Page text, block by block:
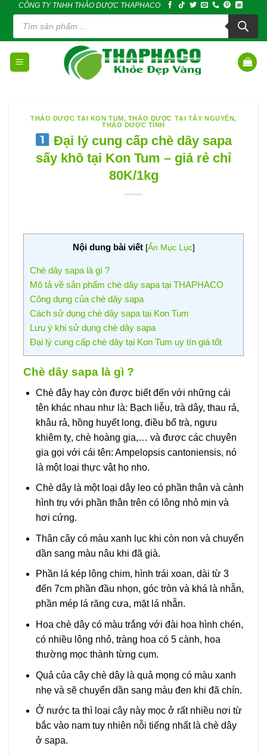
content
CÔNG TY TNHH THẢO DƯỢC THAPHACO
Tìm
kiếm
phẩm
THẢO DƯỢC TẠI KON TUM , THẢO DƯỢC TẠI TÂY NGUYÊN,
THẢO DƯỢC TỈNH
Đại lý cung cấp chè dây sapa
sấy khô tại Kon Tum – giá rẻ chỉ
80K/1kg
Nội dung bài viết [Ẩn Mục Lục]
Chè dây sapa là gì ?
Mô tả về sản phẩm chè dây sapa tại THAPHACO
Công dụng của chè dây sapa
Cách sử dụng chè dây sapa tại Kon Tum
Lưu ý khi sử dụng chè dây sapa
Đại lý cung cấp chè dây tại Kon Tum uy tín giá tốt
Chè dây sapa là gì ?
Chè đây hay còn được biết đến với những cái
tên khác nhau như là: Bạch liễu, trà dây, thau rả,
khâu rả, hồng huyết long, điều bổ trà, ngưu
khiêm tỵ, chè hoàng gia,… và được các chuyên
gia gọi với cái tên: Ampelopsis cantoniensis, nó
là một loại thực vật họ nho.
Chè dây là một loại dây leo có phần thân và cành
hình trụ với phần thân trên có lông nhỏ mịn và
hơi cứng.
Thân cây có màu xanh lục khi còn non và chuyển
dần sang màu nâu khi đã già.
Phần lá kép lông chim, hình trái xoan, dài từ 3
đến 7cm phần đầu nhọn, góc tròn và khá là nhẵn,
phần mép lá răng cưa, mặt lá nhẵn.
Hoa chè dây có màu trắng với đài hoa hình chén,
có nhiều lông nhỏ, tràng hoa có 5 cành, hoa
thường mọc thành từng cụm.
Quả của cây chè dây là quả mọng có màu xanh
nhẹ và sẽ chuyển dần sang màu đen khi đã chín.
Ở nước ta thì loại cây này mọc ở rất nhiều nơi từ
bắc vào nam tuy nhiên nỗi tiếng nhất là chè dây
ở sapa.